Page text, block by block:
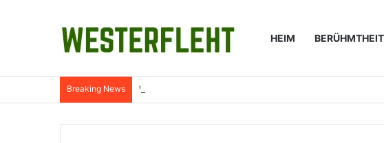
HEIM BERÜHMTHEIT
Breaking News Warum Wasserfilter in ländlichen Küchen immer wichtiger